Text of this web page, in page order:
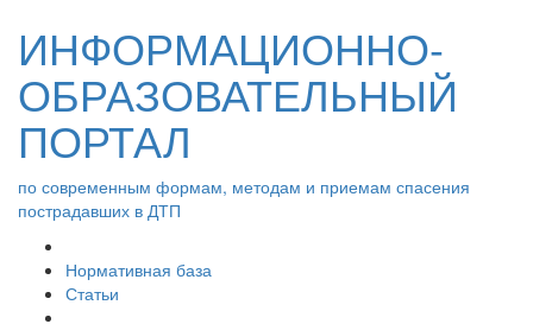
ИНФОРМАЦИОННО-
ОБРАЗОВАТЕЛЬНЫЙ
ПОРТАЛ
по современным формам, методам и приемам спасения
пострадавших в ДТП
Нормативная база
Статьи